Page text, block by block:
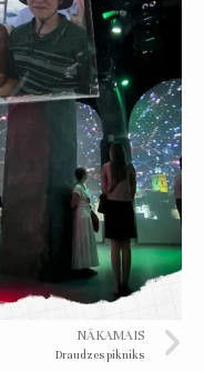
NĀKAMAIS
Draudzes pikniks